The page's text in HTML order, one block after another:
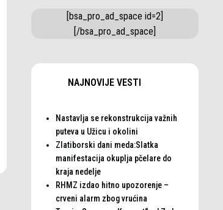
[bsa_pro_ad_space id=2]
[/bsa_pro_ad_space]
NAJNOVIJE VESTI
Nastavlja se rekonstrukcija važnih
puteva u Užicu i okolini
Zlatiborski dani meda:Slatka
manifestacija okuplja pčelare do
kraja nedelje
RHMZ izdao hitno upozorenje –
crveni alarm zbog vrućina